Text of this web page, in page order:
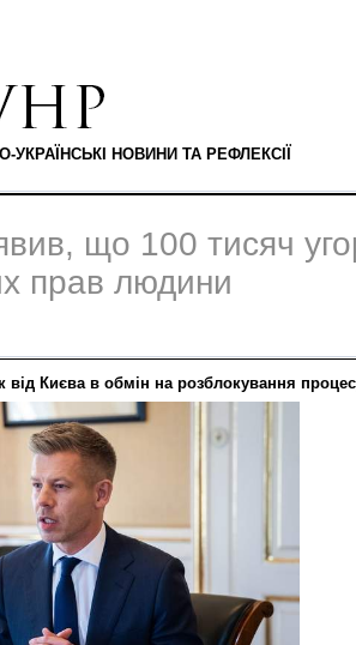
УКРАЇНСЬКІ НОВИНИ ТА РЕФЛЕКСІЇ
що 100 тисяч
прав людини
від Києва в обмін на розблокування